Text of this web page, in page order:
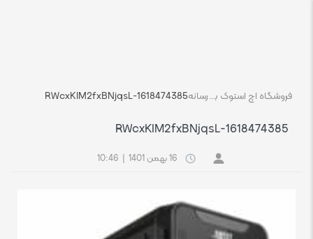
فروشگاه اچ استوک بازار انلاین تجهیزات کامپیوتر استوکرسانه1618474385-RWcxKIM2fxBNjqsL
1618474385-RWcxKIM2fxBNjqsL
16 بهمن 1401 10:46